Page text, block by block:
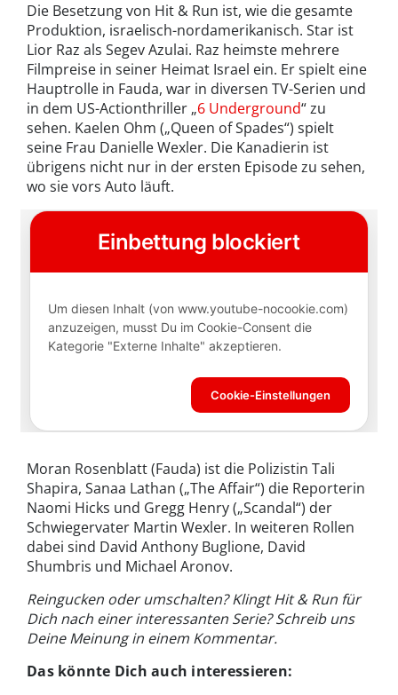
Die Besetzung von Hit & Run ist, wie die gesamte
Produktion, israelisch-nordamerikanisch. Star ist
Lior Raz als Segev Azulai. Raz heimste mehrere
Filmpreise in seiner Heimat Israel ein. Er spielt eine
Hauptrolle in Fauda, war in diversen TV-Serien und
in dem US-Actionthriller „6 Underground“ zu
sehen. Kaelen Ohm („Queen of Spades“) spielt
seine Frau Danielle Wexler. Die Kanadierin ist
übrigens nicht nur in der ersten Episode zu sehen,
wo sie vors Auto läuft.
Moran Rosenblatt (Fauda) ist die Polizistin Tali
Shapira, Sanaa Lathan („The Affair“) die Reporterin
Naomi Hicks und Gregg Henry („Scandal“) der
Schwiegervater Martin Wexler. In weiteren Rollen
dabei sind David Anthony Buglione, David
Shumbris und Michael Aronov.
Reingucken oder umschalten? Klingt Hit & Run für
Dich nach einer interessanten Serie? Schreib uns
Deine Meinung in einem Kommentar.
Das könnte Dich auch interessieren: